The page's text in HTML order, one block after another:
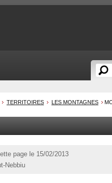
TERRITOIRES LES MONTAGNES
page le 15/02/2013
Nebbiu